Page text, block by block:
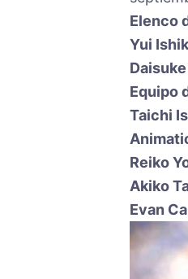
Elenco
Yui
Equipo
Taichi
Reiko
Akiko
Evan